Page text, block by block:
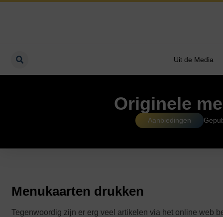
Uit de Media
Originele
Aanbiedingen
Menukaarten drukken
Tegenwoordig zijn er erg veel artikelen via het online web